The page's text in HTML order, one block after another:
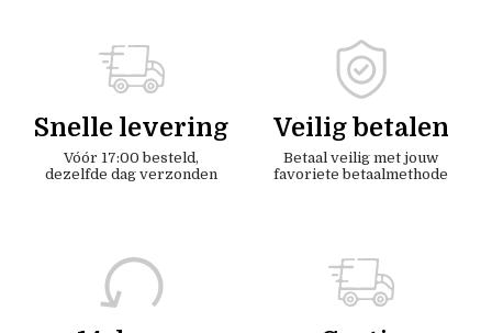
Snelle levering
Vóór 17:00 besteld,
dezelfde dag verzonden
Veilig betalen
Betaal veilig met jouw
favoriete betaalmethode